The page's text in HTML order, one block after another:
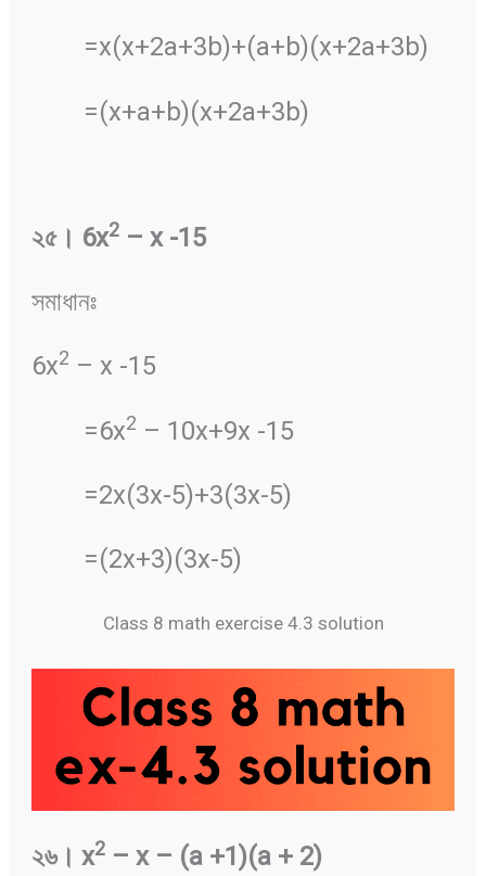
=x(x+2a+3b)+(a+b)(x+2a+3b)
=(x+a+b)(x+2a+3b)
২৫। 6x2– x -15
সমাধানঃ
6x2 – x -15
=6x2 – 10x+9x -15
=2x(3x-5)+3(3x-5)
=(2x+3)(3x-5)
Class 8 math exercise 4.3 solution
২৬। x2– x – (a +1)(a + 2)